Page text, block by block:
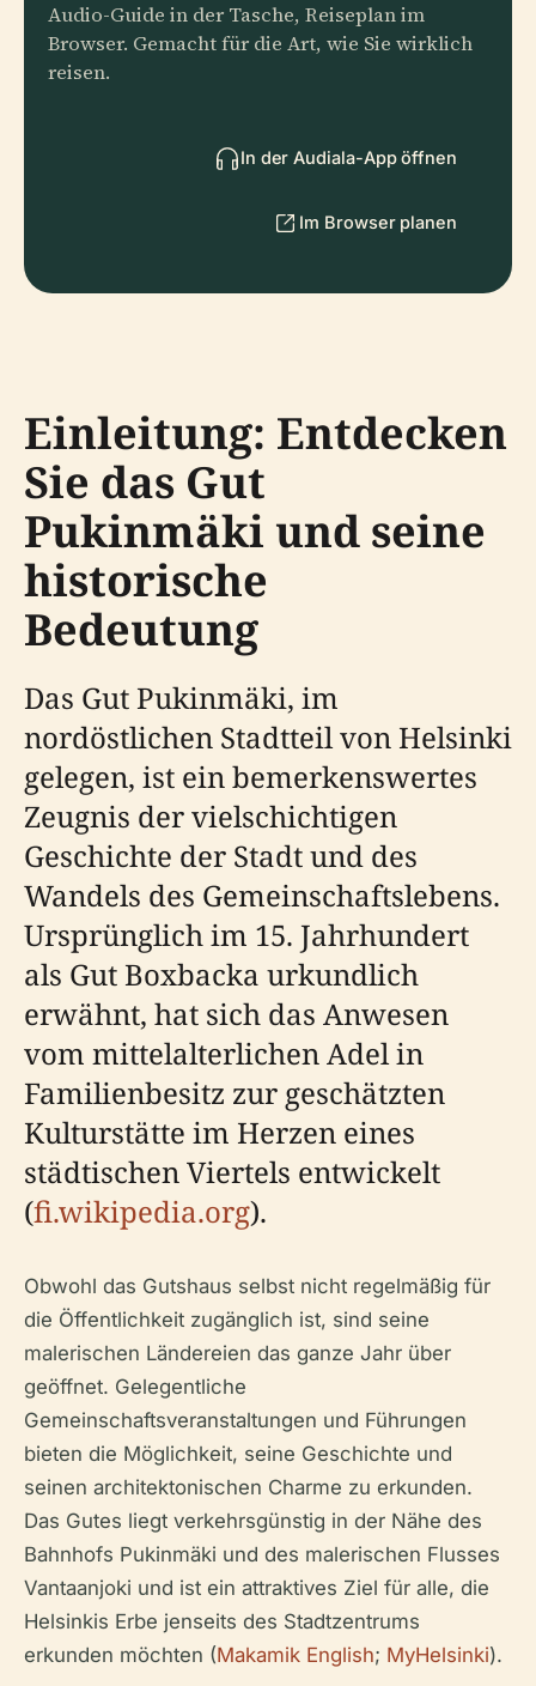
Audio-Guide in der Tasche, Reiseplan im
Browser. Gemacht für die Art, wie Sie wirklich
reisen.
In der Audiala-App öffnen
Im Browser planen
Einleitung: Entdecken
Sie das Gut
Pukinmäki und seine
historische
Bedeutung
Das Gut Pukinmäki, im
nordöstlichen Stadtteil von Helsinki
gelegen, ist ein bemerkenswertes
Zeugnis der vielschichtigen
Geschichte der Stadt und des
Wandels des Gemeinschaftslebens.
Ursprünglich im 15. Jahrhundert
als Gut Boxbacka urkundlich
erwähnt, hat sich das Anwesen
vom mittelalterlichen Adel in
Familienbesitz zur geschätzten
Kulturstätte im Herzen eines
städtischen Viertels entwickelt
(fi.wikipedia.org).
Obwohl das Gutshaus selbst nicht regelmäßig für
die Öffentlichkeit zugänglich ist, sind seine
malerischen Ländereien das ganze Jahr über
geöffnet. Gelegentliche
Gemeinschaftsveranstaltungen und Führungen
bieten die Möglichkeit, seine Geschichte und
seinen architektonischen Charme zu erkunden.
Das Gutes liegt verkehrsgünstig in der Nähe des
Bahnhofs Pukinmäki und des malerischen Flusses
Vantaanjoki und ist ein attraktives Ziel für alle, die
Helsinkis Erbe jenseits des Stadtzentrums
erkunden möchten (Makamik English; MyHelsinki).